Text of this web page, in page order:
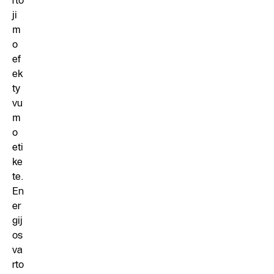
ji
m
o
ef
ek
ty
vu
m
o
eti
ke
te.
En
er
gij
os
va
rto